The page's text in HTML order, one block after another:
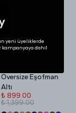
Yazlık VOID Edition
Oversize Eşofman
Altı
₺ 899.00
₺ 1,399.00
yeni üyeliklerde
kampanyaya dahil